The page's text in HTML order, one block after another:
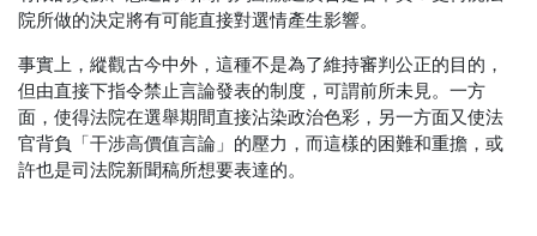
院所做的決定將有可能直接對選情產生影響。
事實上，縱觀古今中外，這種不是為了維持審判公正的目的，
但由直接下指令禁止言論發表的制度，可謂前所未見。一方
面，使得法院在選舉期間直接沾染政治色彩，另一方面又使法
官背負「干涉高價值言論」的壓力，而這樣的困難和重擔，或
許也是司法院新聞稿所想要表達的。